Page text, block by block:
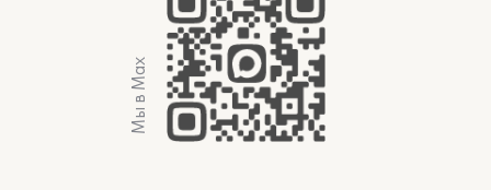
Мы в Max